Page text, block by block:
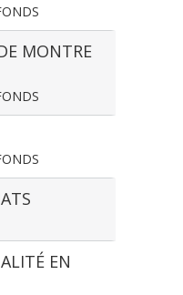
MONTRE
EN